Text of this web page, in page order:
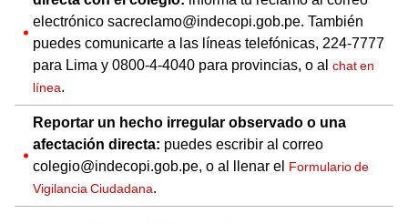
electrónico sacreclamo@indecopi.gob.pe. También
puedes comunicarte a las líneas telefónicas, 224-7777
para Lima y 0800-4-4040 para provincias, o al chat en
línea.
Reportar un hecho irregular observado o una
afectación directa: puedes escribir al correo
colegio@indecopi.gob.pe, o al llenar el Formulario de
Vigilancia Ciudadana.